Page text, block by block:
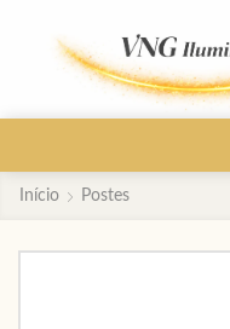
Início Postes